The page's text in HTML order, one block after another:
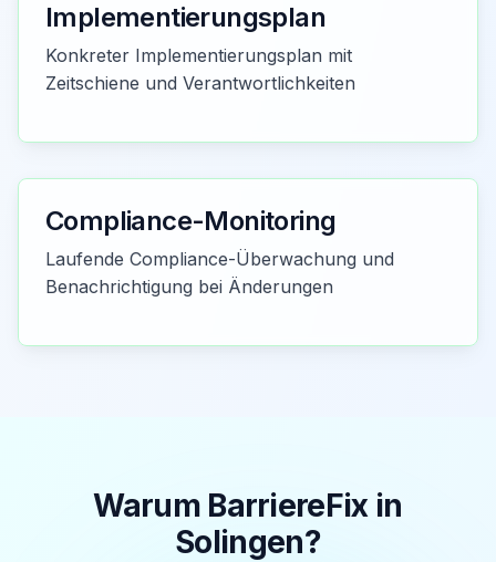
Implementierungsplan
Konkreter Implementierungsplan mit
Zeitschiene und Verantwortlichkeiten
Compliance-Monitoring
Laufende Compliance-Überwachung und
Benachrichtigung bei Änderungen
Warum BarriereFix in
Solingen?